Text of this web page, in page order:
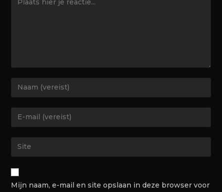
Mijn naam, e-mail en site opslaan in deze browser voor